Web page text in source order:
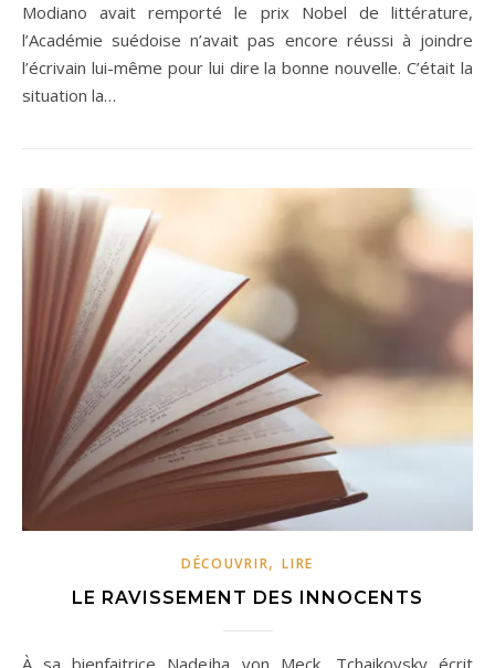
Modiano avait remporté le prix Nobel de littérature,
l’Académie suédoise n’avait pas encore réussi à joindre
l’écrivain lui-même pour lui dire la bonne nouvelle. C’était la
situation la…
DÉCOUVRIR,LIRE
LE RAVISSEMENT DES INNOCENTS